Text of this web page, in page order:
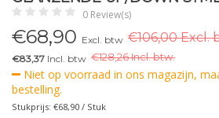
0 Review(s)
€68,90 Excl. btw €106,00 Excl.
€83,37 Incl. btw €128,26 Incl. btw.
Niet op voorraad in ons magazijn,
bestelling.
Stukprijs: €68,90 / Stuk